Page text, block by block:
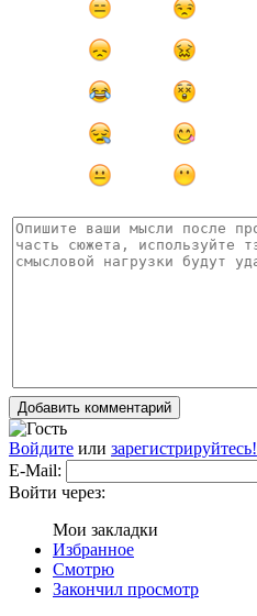
Добавить комментарий
Войдите или зарегистрируйтесь!
E-Mail:
Войти через:
Мои закладки
Избранное
Смотрю
Закончил просмотр